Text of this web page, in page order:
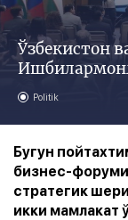
Ўзбекистон
Politik
Бугун
бизнес-
стратегик
икки мамлакат